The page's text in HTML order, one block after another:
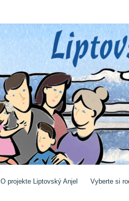
O projekte Liptovský Anjel Vyberte si